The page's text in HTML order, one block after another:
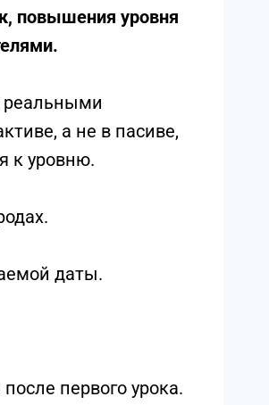
повышения уровня
реальными
а не в пасиве,
к уровню.
даты.
первого урока.